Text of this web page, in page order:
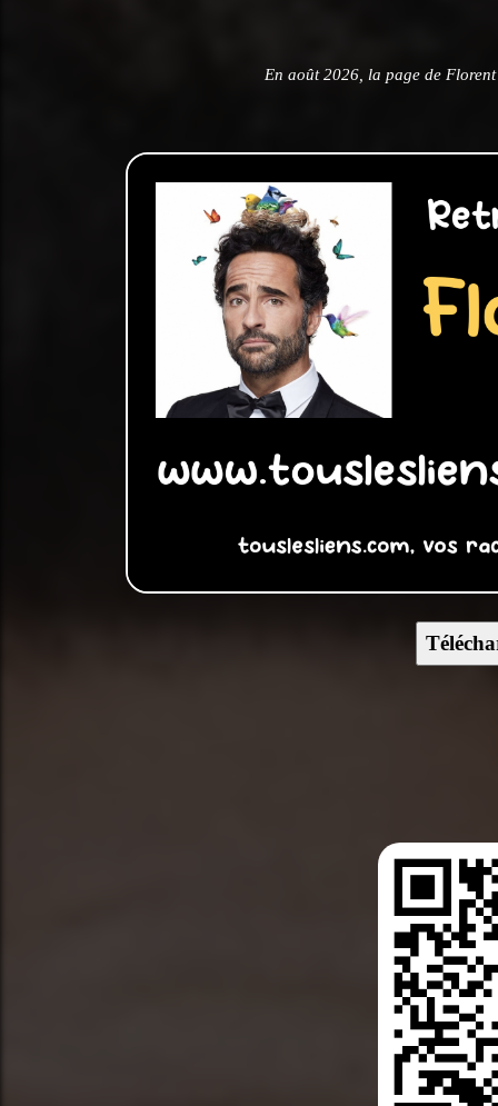
En août 2026, la page de